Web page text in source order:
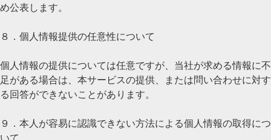
め公表します。
８．個人情報提供の任意性について
個人情報の提供については任意ですが、当社が求める情報に不
足がある場合は、本サービスの提供、または問い合わせに対す
る回答ができないことがあります。
９．本人が容易に認識できない方法による個人情報の取得につ